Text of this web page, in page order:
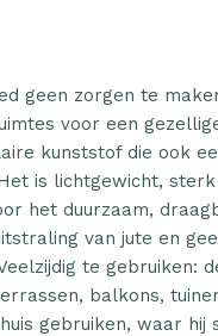
geen zorgen te
voor een
kunststof die ook
is lichtgewicht,
het duurzaam,
van jute en
te gebruiken:
balkons,
gebruiken, waar hij